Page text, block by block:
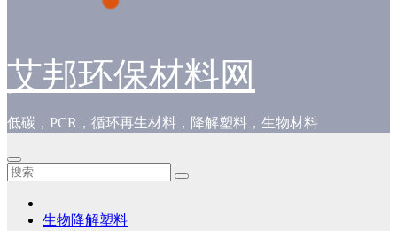
艾邦环保材料网
低碳，PCR，循环再生材料，降解塑料，生物材料
生物降解塑料